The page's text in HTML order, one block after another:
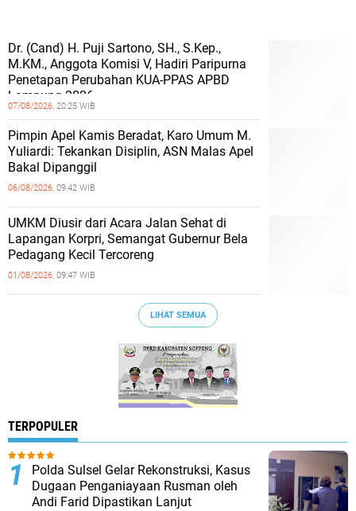
Dr. (Cand) H. Puji Sartono, SH., S.Kep.,
M.KM., Anggota Komisi V, Hadiri Paripurna
Penetapan Perubahan KUA-PPAS APBD
Lampung 2026
07/08/2026, 20:25 WIB
Pimpin Apel Kamis Beradat, Karo Umum M.
Yuliardi: Tekankan Disiplin, ASN Malas Apel
Bakal Dipanggil
06/08/2026, 09:42 WIB
UMKM Diusir dari Acara Jalan Sehat di
Lapangan Korpri, Semangat Gubernur Bela
Pedagang Kecil Tercoreng
01/08/2026, 09:47 WIB
LIHAT SEMUA
TERPOPULER
Polda Sulsel Gelar Rekonstruksi, Kasus
Dugaan Penganiayaan Rusman oleh
Andi Farid Dipastikan Lanjut